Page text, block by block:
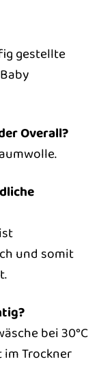
gestellte
Overall?
und somit
bei 30°C
Trockner